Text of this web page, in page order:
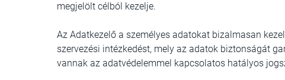
megjelölt célból kezelje.
Az Adatkezelő a személyes adatokat bizalmasan
szervezési intézkedést, mely az adatok biztonságát
vannak az adatvédelemmel kapcsolatos hatályos